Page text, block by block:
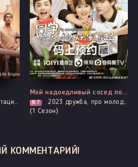
фэнтези
Все серии
Мой надоедливый сосед по комнате
8.7 2023 дружба, про молодость и любовь, романтика
(1 Сезон)
КОММЕНТАРИЙ!